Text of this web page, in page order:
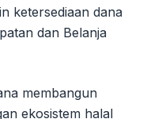
ketersediaan dana
dan Belanja
membangun
ekosistem halal